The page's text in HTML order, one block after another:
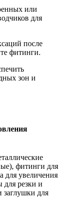
или
для
после
фитинги.
зон и
фитинги для
для увеличения
для резки и
заглушки для